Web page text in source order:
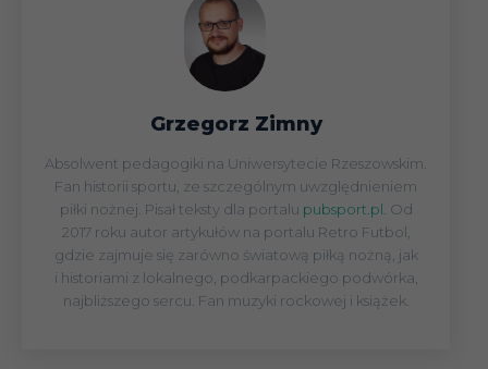
Grzegorz Zimny
Absolwent pedagogiki na Uniwersytecie Rzeszowskim.
Fan historii sportu, ze szczególnym uwzględnieniem
piłki nożnej. Pisał teksty dla portalu pubsport.pl. Od
2017 roku autor artykułów na portalu Retro Futbol,
gdzie zajmuje się zarówno światową piłką nożną, jak
i historiami z lokalnego, podkarpackiego podwórka,
najbliższego sercu. Fan muzyki rockowej i książek.